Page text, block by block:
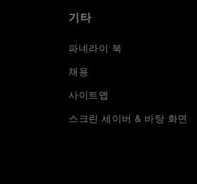
기타
파네라이 북
채용
사이트맵
스크린 세이버 & 바탕 화면